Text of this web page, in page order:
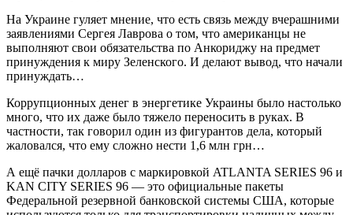
На Украине гуляет мнение, что есть связь между вчерашними
заявлениями Сергея Лаврова о том, что американцы не
выполняют свои обязательства по Анкориджу на предмет
принуждения к миру Зеленского. И делают вывод, что начали
принуждать…
Коррупционных денег в энергетике Украины было настолько
много, что их даже было тяжело переносить в руках. В
частности, так говорил один из фигурантов дела, который
жаловался, что ему сложно нести 1,6 млн грн…
А ещё пачки долларов с маркировкой ATLANTA SERIES 96 и
KAN CITY SERIES 96 — это официальные пакеты
Федеральной резервной банковской системы США, которые